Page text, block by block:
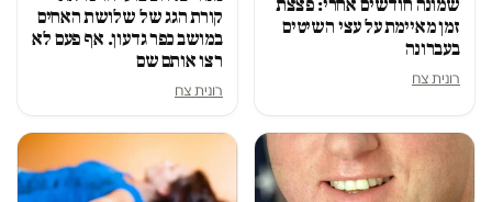
שמונה חודשים אחרי: פצצת
זמן מאיימת על עצי השיטים
בעברונה
רונית צח
קורת הגג של שלושת האחים
במושב כפר גדעון. אף פעם לא
רצו אותם שם
רונית צח